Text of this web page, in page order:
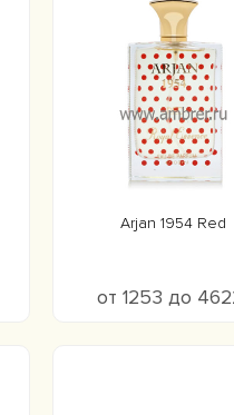
Arjan 1954 Red
от 1253 до